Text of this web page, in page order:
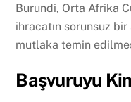
Burundi, Orta Afrika
ihracatın sorunsuz
mutlaka temin
Başvuruyu